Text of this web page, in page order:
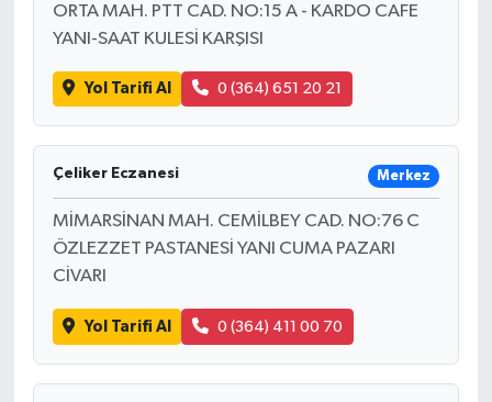
ORTA MAH. PTT CAD. NO:15 A - KARDO CAFE
YANI-SAAT KULESİ KARŞISI
Yol Tarifi Al 0 (364) 651 20 21
Çeliker Eczanesi Merkez
MİMARSİNAN MAH. CEMİLBEY CAD. NO:76 C
ÖZLEZZET PASTANESİ YANI CUMA PAZARI
CİVARI
Yol Tarifi Al 0 (364) 411 00 70